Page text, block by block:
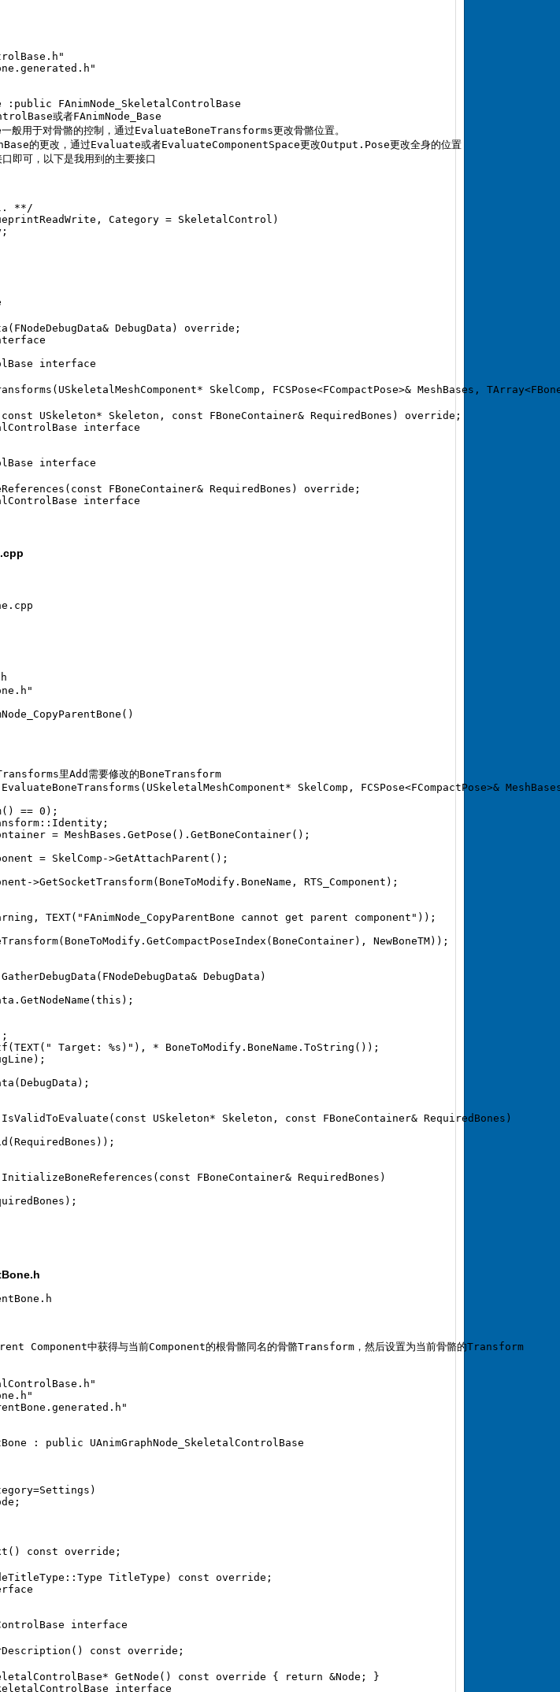
:public FAnimNode_SkeletalControlBase
或者FAnimNode_Base
用于对骨骼的控制，通过EvaluateBoneTransforms更改骨骼位置。
的更改，通过Evaluate或者EvaluateComponentSpace更改Output.Pose更改全身的位置
即可，以下是我用到的主要接口
**/
Category = SkeletalControl)
DebugData) override;
interface
SkelComp, FCSPose<FCompactPose>& MeshBases,
USkeleton* Skeleton, const FBoneContainer& RequiredBones) override;
interface
interface
FBoneContainer& RequiredBones) override;
interface
里Add需要修改的BoneTransform
SkelComp, FCSPose<FCompactPose>&
== 0);
= MeshBases.GetPose().GetBoneContainer();
= SkelComp->GetAttachParent();
>GetSocketTransform(BoneToModify.BoneName, RTS_Component);
TEXT("FAnimNode_CopyParentBone cannot get parent component"));
NewBoneTM));
DebugData)
Target: %s)"), * BoneToModify.BoneName.ToString());
USkeleton* Skeleton, const FBoneContainer& RequiredBones)
FBoneContainer& RequiredBones)
Component中获得与当前Component的根骨骼同名的骨骼Transform，然后设置为当前骨骼的Transform
: public UAnimGraphNode_SkeletalControlBase
const override;
TitleType) const override;
interface
const override;
GetNode() const override { return &Node; }
interface